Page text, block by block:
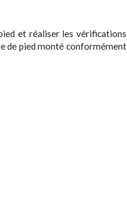
et réaliser les vérifications
de pied monté conformément